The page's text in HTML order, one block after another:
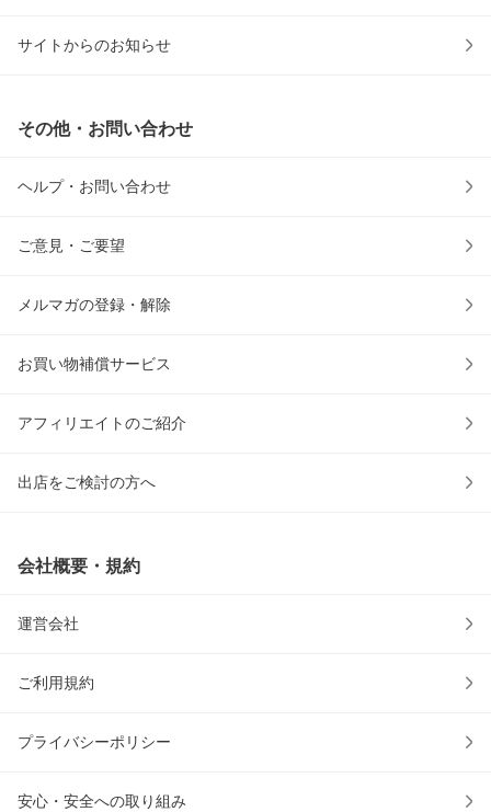
サイトからのお知らせ
その他・お問い合わせ
ヘルプ・お問い合わせ
ご意見・ご要望
メルマガの登録・解除
お買い物補償サービス
アフィリエイトのご紹介
出店をご検討の方へ
会社概要・規約
運営会社
ご利用規約
プライバシーポリシー
安心・安全への取り組み